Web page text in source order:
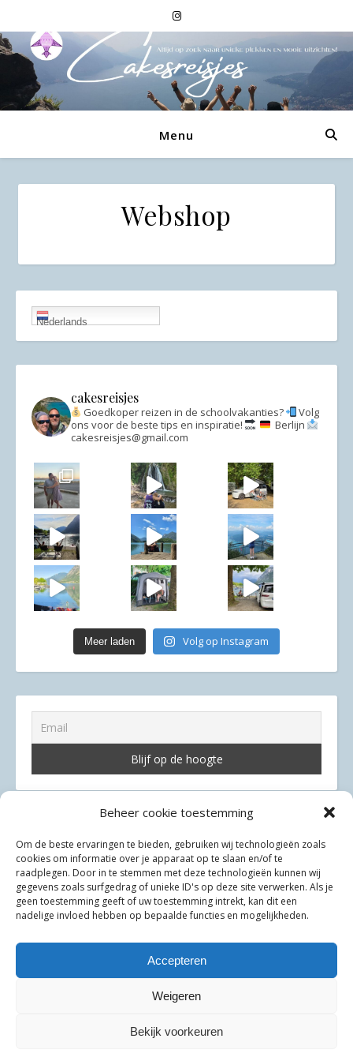
Beheer cookie toestemming
Om de beste ervaringen te bieden, gebruiken wij technologieën zoals
cookies om informatie over je apparaat op te slaan en/of te
raadplegen. Door in te stemmen met deze technologieën kunnen wij
gegevens zoals surfgedrag of unieke ID's op deze site verwerken. Als je
geen toestemming geeft of uw toestemming intrekt, kan dit een
nadelige invloed hebben op bepaalde functies en mogelijkheden.
Accepteren
Weigeren
Bekijk voorkeuren
Menu
Webshop
Nederlands
cakesreisjes
Goedkoper reizen in de schoolvakanties?
Volg
ons voor de beste tips en inspiratie!
Berlijn
cakesreisjes@gmail.com
In 20
Een geheime waterval die bijna niemand kent
D
Snel naar de Aldi voor deze handige stoeltasjes
Leven op een paar m2 ziet er in het echt zo uit Geen zin in de drukte aan de grote meren in noord Je krijgt een nieuw vignet aan de grens
Ik wen
Waarom we de volgende keer misschien niet meer a Snel extra ruimte creëren bij je campervan doe j Deze campspot moet je gewoon opslaan
We zijn e
Meer laden Volg op Instagram
Privacyverklaring
Cookiebeleid (EU)